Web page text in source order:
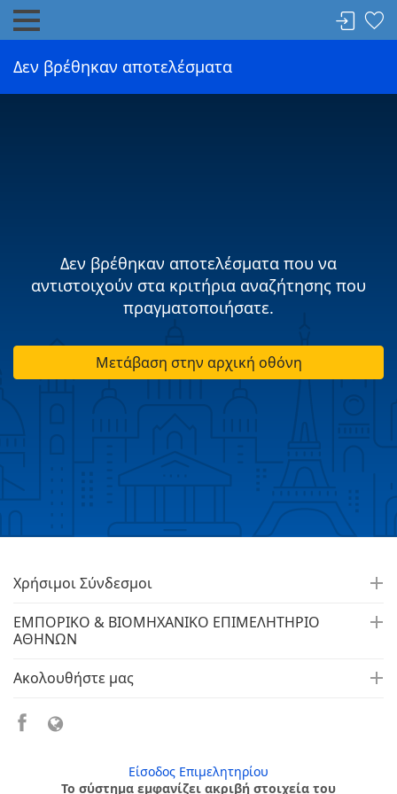
Δεν βρέθηκαν αποτελέσματα
Δεν βρέθηκαν αποτελέσματα που να
αντιστοιχούν στα κριτήρια αναζήτησης που
πραγματοποιήσατε.
Μετάβαση στην αρχική οθόνη
Χρήσιμοι Σύνδεσμοι
ΕΜΠΟΡΙΚΟ & ΒΙΟΜΗΧΑΝΙΚΟ ΕΠΙΜΕΛΗΤΗΡΙΟ
ΑΘΗΝΩΝ
Ακολουθήστε μας
Είσοδος Επιμελητηρίου
Το σύστημα εμφανίζει ακριβή στοιχεία του